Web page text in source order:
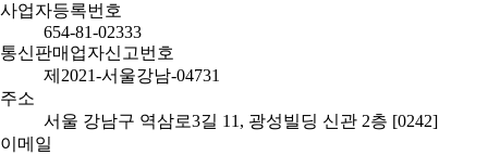
사업자등록번호
654-81-02333
통신판매업자신고번호
제2021-서울강남-04731
주소
서울 강남구 역삼로3길 11, 광성빌딩 신관 2층 [0242]
이메일